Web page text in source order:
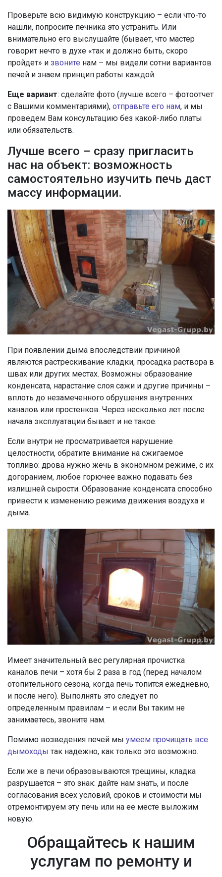
Проверьте всю видимую конструкцию – если что-то
нашли, попросите печника это устранить. Или
внимательно его выслушайте (бывает, что мастер
говорит нечто в духе «так и должно быть, скоро
пройдет» и звоните нам – мы видели сотни вариантов
печей и знаем принцип работы каждой.
Еще вариант: сделайте фото (лучше всего – фотоотчет
с Вашими комментариями), отправьте его нам, и мы
проведем Вам консультацию без какой-либо платы
или обязательств.
Лучше всего – сразу пригласить
нас на объект: возможность
самостоятельно изучить печь даст
массу информации.
При появлении дыма впоследствии причиной
являются растрескивание кладки, просадка раствора в
швах или других местах. Возможны образование
конденсата, нарастание слоя сажи и другие причины –
вплоть до незамеченного обрушения внутренних
каналов или простенков. Через несколько лет после
начала эксплуатации бывает и не такое.
Если внутри не просматривается нарушение
целостности, обратите внимание на сжигаемое
топливо: дрова нужно жечь в экономном режиме, с их
догоранием, любое горючее важно подавать без
излишней сырости. Образование конденсата способно
привести к изменению режима движения воздуха и
дыма.
Имеет значительный вес регулярная прочистка
каналов печи – хотя бы 2 раза в год (перед началом
отопительного сезона, когда печь топится ежедневно,
и после него). Выполнять это следует по
определенным правилам – и если Вы таким не
занимаетесь, звоните нам.
Помимо возведения печей мы умеем прочищать все
дымоходы так надежно, как только это возможно.
Если же в печи образовываются трещины, кладка
разрушается – это знак: дайте нам знать, и после
согласования всех условий, сроков и стоимости мы
отремонтируем эту печь или на ее месте выложим
новую.
Обращайтесь к нашим
услугам по ремонту и